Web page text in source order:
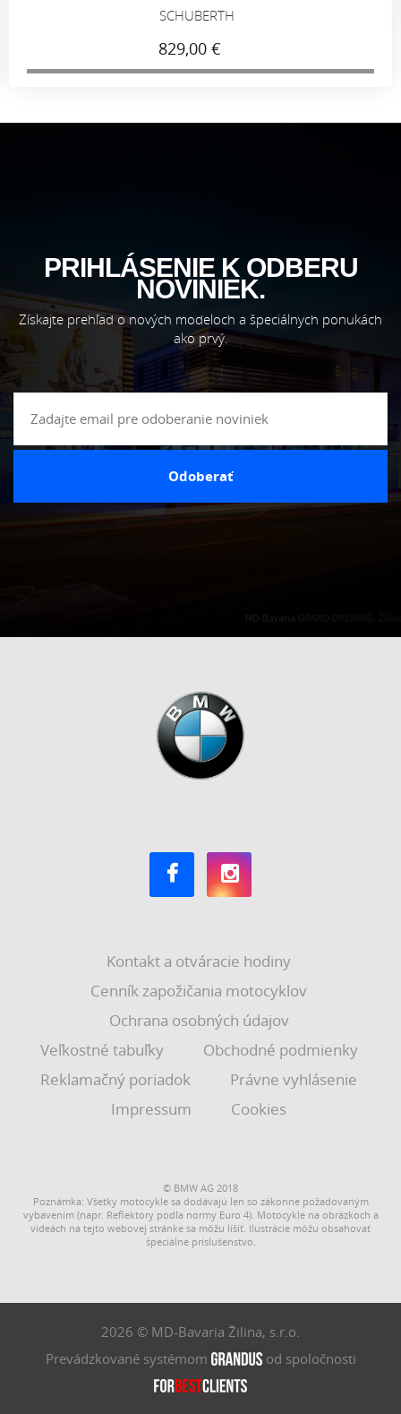
SCHUBERTH
829,00 €
PRIHLÁSENIE K ODBERU
NOVINIEK.
Získajte prehľad o nových modeloch a špeciálnych ponukách
ako prvý.
Odoberať
Kontakt a otváracie hodiny
Cenník zapožičania motocyklov
Ochrana osobných údajov
Veľkostné tabuľky
Obchodné podmienky
Reklamačný poriadok
Právne vyhlásenie
Impressum
Cookies
© BMW AG 2018
Poznámka: Všetky motocykle sa dodávajú len so zákonne požadovaným
vybavením (napr. Reflektory podľa normy Euro 4). Motocykle na obrázkoch a
videách na tejto webovej stránke sa môžu líšiť. Ilustrácie môžu obsahovať
špeciálne príslušenstvo.
2026 © MD-Bavaria Žilina, s.r.o.
Prevádzkované systémom
od spoločnosti